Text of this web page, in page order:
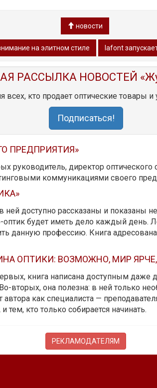
новости
на элитном стиле lafont
РАССЫЛКА НОВОСТЕЙ
всех, кто продает оптические товары и
Подписаться!
ПРЕДПРИЯТИЯ»
руководитель, директор
коммуникациями своего
ней доступно рассказаны и показаны
будет иметь дело каждый день.
данную профессию. Книга
ОПТИКИ: ВОЗМОЖНО, МИР
книга написана доступным
вторых, она полезна: в ней только
как специалиста —
тем, кто только собирается начинать.
РЕКЛАМОДАТЕЛЯМ